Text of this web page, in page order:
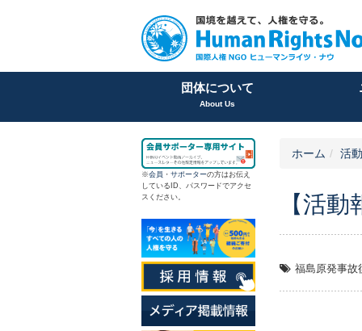
団体について
About Us
ホーム 活
【活
福島原発事故
※会員 ・ サポーターの方はお伝え
しているID、パスワードでアクセ
スください。